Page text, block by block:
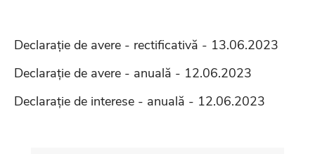
Declarație de avere - rectificativă - 13.06.2023
Declarație de avere - anuală - 12.06.2023
Declarație de interese - anuală - 12.06.2023